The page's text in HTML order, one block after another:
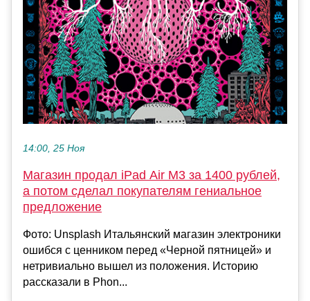
14:00, 25 Ноя
Магазин продал iPad Air M3 за 1400 рублей,
а потом сделал покупателям гениальное
предложение
Фото: Unsplash Итальянский магазин электроники
ошибся с ценником перед «Черной пятницей» и
нетривиально вышел из положения. Историю
рассказали в Phon...